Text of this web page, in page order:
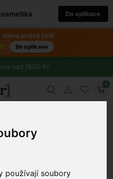
používají soubory
Do aplikace
sleva právě teď!
Do aplikace
nad 1800 Kč
0
variantu pečiva